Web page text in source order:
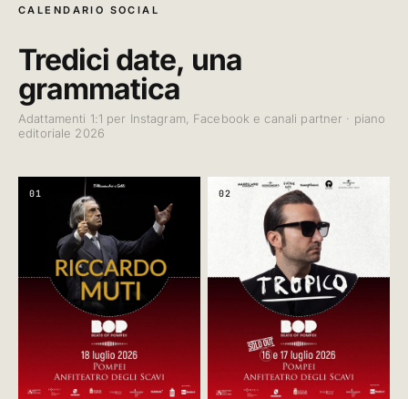
CALENDARIO SOCIAL
Tredici date, una
grammatica
Adattamenti 1:1 per Instagram, Facebook e canali partner · piano
editoriale 2026
01 02